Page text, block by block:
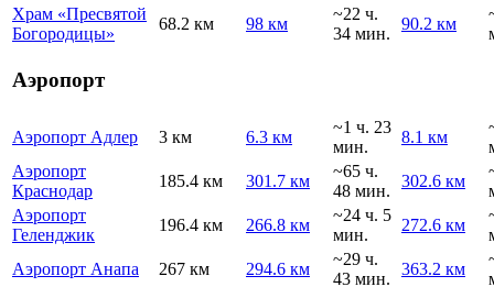
Храм «Пресвятой
Богородицы»
68.2 км 98 км
~22 ч.
34 мин.
90.2 км
Аэропорт
Аэропорт Адлер 3 км 6.3 км
~1 ч. 23
мин.
8.1 км
Аэропорт
Краснодар
185.4 км 301.7 км
~65 ч.
48 мин.
302.6 км
Аэропорт
Геленджик
196.4 км 266.8 км
~24 ч. 5
мин.
272.6 км
Аэропорт Анапа
267 км 294.6 км
~29 ч.
43 мин.
363.2 км